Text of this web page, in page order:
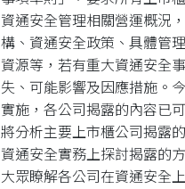
資通安全管理相關營運概況
構、資通安全政策、具體管
資源等，若有重大資通安全
失、可能影響及因應措施。
實施，各公司揭露的內容已
將分析主要上市櫃公司揭露
資通安全實務上探討揭露的
大眾瞭解各公司在資通安全